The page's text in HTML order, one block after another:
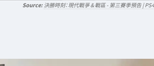
決勝時刻：現代戰爭 & 戰區 - 第三賽季預告 | PS4